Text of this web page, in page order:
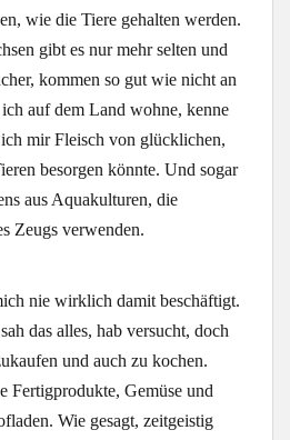
wie die Tiere gehalten werden.
gibt es nur mehr selten und
kommen so gut wie nicht an
auf dem Land wohne, kenne
mir Fleisch von glücklichen,
besorgen könnte. Und sogar
aus Aquakulturen, die
Zeugs verwenden.
nie wirklich damit beschäftigt.
das alles, hab versucht, doch
und auch zu kochen.
Gemüse und
Wie gesagt, zeitgeistig